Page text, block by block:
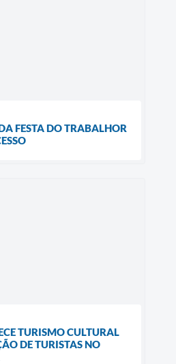
FESTA DO TRABALHOR
TURISMO CULTURAL
DE TURISTAS NO